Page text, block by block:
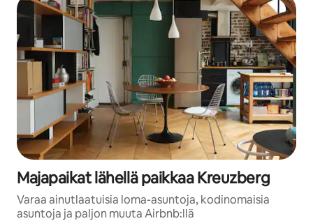
Majapaikat lähellä paikkaa Kreuzberg
Varaa ainutlaatuisia loma-asuntoja, kodinomaisia
asuntoja ja paljon muuta Airbnb:llä